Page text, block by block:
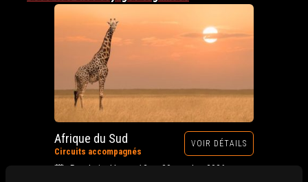
Afrique du Sud
Circuits accompagnés
VOIR DÉTAILS
Prochain départ : 12 au 28 octobre 2026